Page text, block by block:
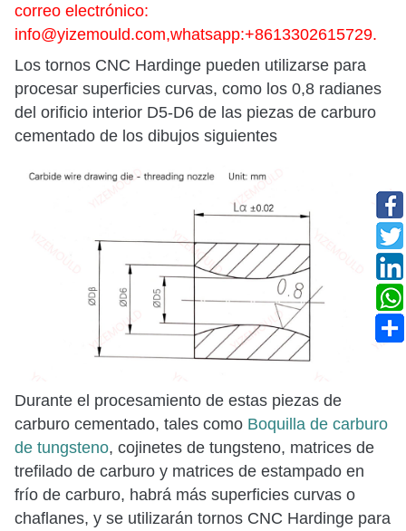
correo electrónico:
info@yizemould.com,whatsapp:+8613302615729.
Los tornos CNC Hardinge pueden utilizarse para
procesar superficies curvas, como los 0,8 radianes
del orificio interior D5-D6 de las piezas de carburo
cementado de los dibujos siguientes
Durante el procesamiento de estas piezas de
carburo cementado, tales como Boquilla de carburo
de tungsteno, cojinetes de tungsteno, matrices de
trefilado de carburo y matrices de estampado en
frío de carburo, habrá más superficies curvas o
chaflanes, y se utilizarán tornos CNC Hardinge para